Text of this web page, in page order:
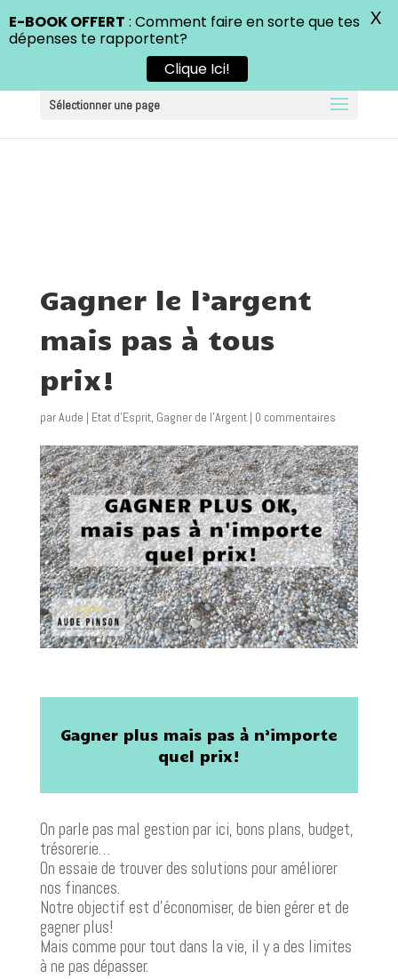
Sélectionner une page
Gagner le l’argent
mais pas à tous
prix!
parAude | Etat d'Esprit, Gagner de l'Argent| 0 commentaires
Gagner plus mais pas à n’importe
quel prix!
On parle pas mal gestion par ici, bons plans, budget,
trésorerie…
On essaie de trouver des solutions pour améliorer
nos finances.
Notre objectif est d’économiser, de bien gérer et de
gagner plus!
Mais comme pour tout dans la vie, il y a des limites
à ne pas dépasser.
E-BOOK OFFERT : Comment faire en sorte que tes
dépenses te rapportent?
Clique Ici!
X